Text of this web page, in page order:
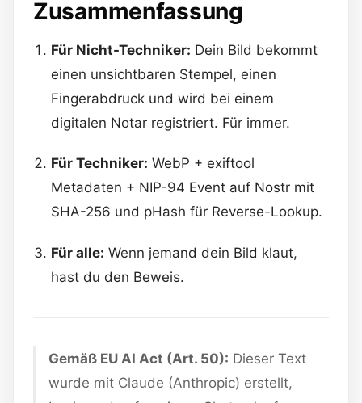
Zusammenfassung
Für Nicht-Techniker: Dein Bild bekommt
einen unsichtbaren Stempel, einen
Fingerabdruck und wird bei einem
digitalen Notar registriert. Für immer.
Für Techniker: WebP + exiftool
Metadaten + NIP-94 Event auf Nostr mit
SHA-256 und pHash für Reverse-Lookup.
Für alle: Wenn jemand dein Bild klaut,
hast du den Beweis.
Gemäß EU AI Act (Art. 50): Dieser Text
wurde mit Claude (Anthropic) erstellt,